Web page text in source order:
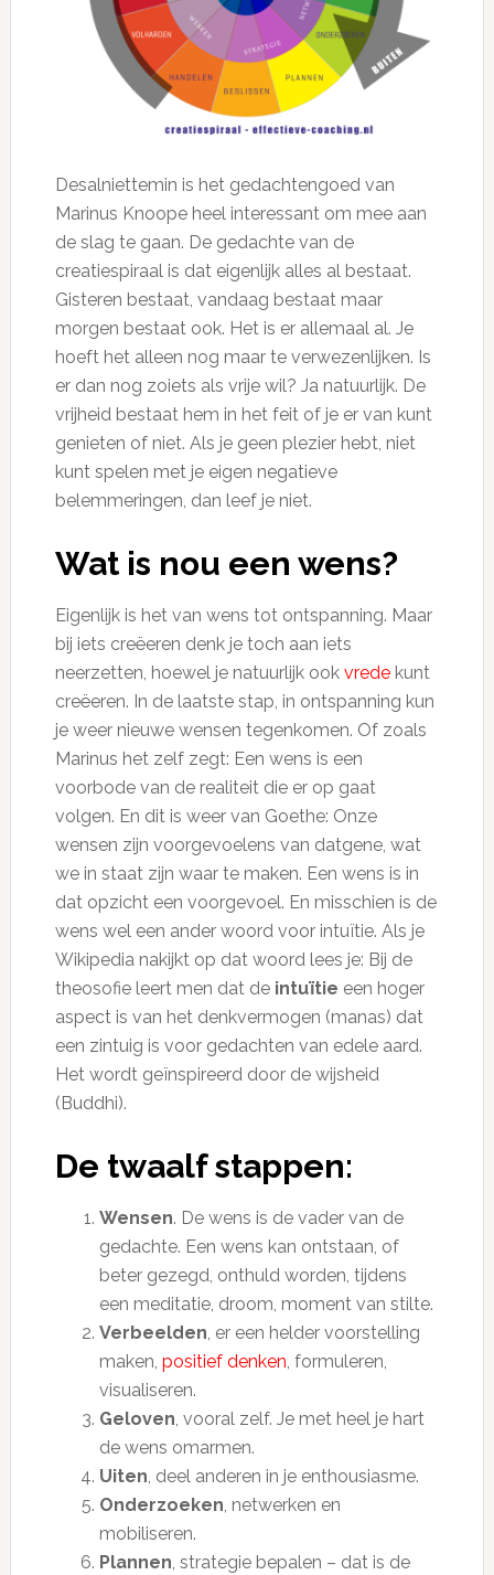
Desalniettemin is het gedachtengoed van
Marinus Knoope heel interessant om mee aan
de slag te gaan. De gedachte van de
creatiespiraal is dat eigenlijk alles al bestaat.
Gisteren bestaat, vandaag bestaat maar
morgen bestaat ook. Het is er allemaal al. Je
hoeft het alleen nog maar te verwezenlijken. Is
er dan nog zoiets als vrije wil? Ja natuurlijk. De
vrijheid bestaat hem in het feit of je er van kunt
genieten of niet. Als je geen plezier hebt, niet
kunt spelen met je eigen negatieve
belemmeringen, dan leef je niet.
Wat is nou een wens?
Eigenlijk is het van wens tot ontspanning. Maar
bij iets creëeren denk je toch aan iets
neerzetten, hoewel je natuurlijk ook vredekunt
creëeren. In de laatste stap, in ontspanning kun
je weer nieuwe wensen tegenkomen. Of zoals
Marinus het zelf zegt: Een wens is een
voorbode van de realiteit die er op gaat
volgen. En dit is weer van Goethe: Onze
wensen zijn voorgevoelens van datgene, wat
we in staat zijn waar te maken. Een wens is in
dat opzicht een voorgevoel. En misschien is de
wens wel een ander woord voor intuïtie. Als je
Wikipedia nakijkt op dat woord lees je: Bij de
theosofie leert men dat de intuïtie een hoger
aspect is van het denkvermogen (manas) dat
een zintuig is voor gedachten van edele aard.
Het wordt geïnspireerd door de wijsheid
(Buddhi).
De twaalf stappen:
Wensen. De wens is de vader van de
gedachte. Een wens kan ontstaan, of
beter gezegd, onthuld worden, tijdens
een meditatie, droom, moment van stilte.
Verbeelden , er een helder voorstelling
maken, positief denken , formuleren,
visualiseren.
Geloven , vooral zelf. Je met heel je hart
de wens omarmen.
Uiten , deel anderen in je enthousiasme.
Onderzoeken , netwerken en
mobiliseren.
Plannen , strategie bepalen – dat is de